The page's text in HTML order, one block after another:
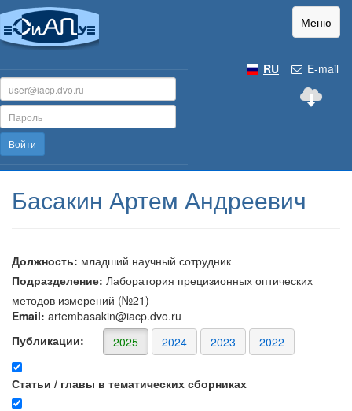
Меню
E-mail
RU
Войти
Басакин Артем Андреевич
Должность: младший научный сотрудник
Подразделение: Лаборатория прецизионных оптических
методов измерений (№21)
Email: artembasakin@iacp.dvo.ru
Публикации:
2025 2024 2023 2022
Статьи / главы в тематических сборниках